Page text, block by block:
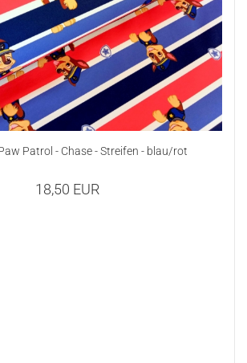
Patrol - Chase - Streifen - blau/rot
18,50 EUR